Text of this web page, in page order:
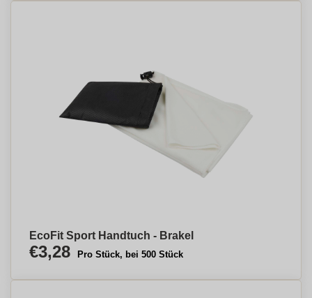
EcoFit Sport Handtuch - Brakel
€3,28 Pro Stück, bei 500 Stück